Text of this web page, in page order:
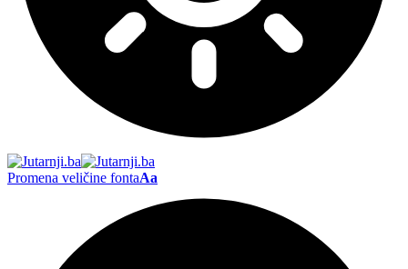
Promena veličine fontaAa